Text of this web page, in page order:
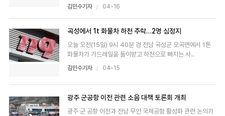
김민수기자 04-16
곡성에서 1t 화물차 하천 추락…2명 심정지
오늘 오전(15일) 9시 40분 경 전남 곡성군 오곡면에서 1톤
화물차가 가드레일을 들이받고 하천으로 빠지는 사..
김민수기자 04-15
광주 군공항 이전 관련 소음 대책 토론회 개최
광주 군 공항 이전과 전남 무안 국제공항 활성화 관련 논의가